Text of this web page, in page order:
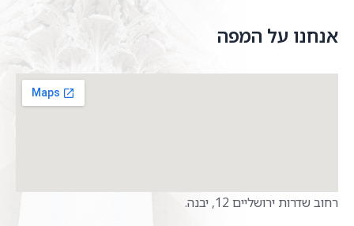
אנחנו על המפה
רחוב שדרות ירושליים 12, יבנה.